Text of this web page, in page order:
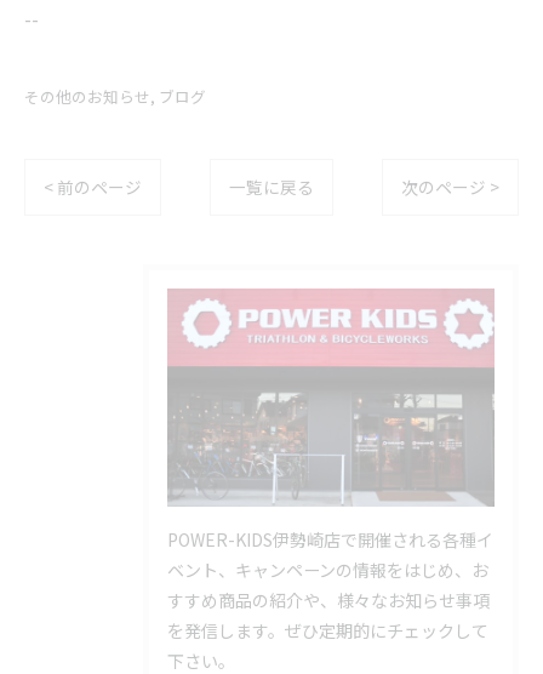
--
その他のお知らせ ブログ
< 前のページ 一覧に戻る 次のページ >
POWER-KIDS伊勢崎店で開催される各種イ
ベント、キャンペーンの情報をはじめ、お
すすめ商品の紹介や、様々なお知らせ事項
を発信します。ぜひ定期的にチェックして
下さい。